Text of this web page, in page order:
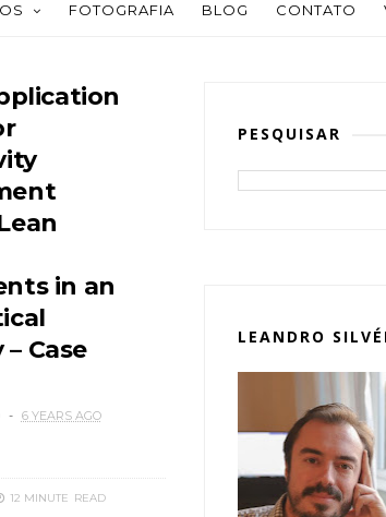
FOTOGRAFIA BLOG CONTATO
in an
Case
6 YEARS AGO
12 MINUTE READ
PESQUISAR
LEANDRO